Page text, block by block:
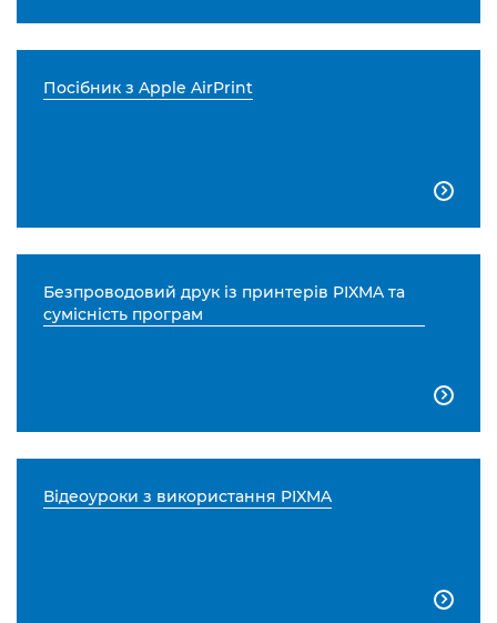
Посібник з Apple AirPrint

Безпроводовий друк із принтерів PIXMA та
сумісність програм

Відеоуроки з використання PIXMA
